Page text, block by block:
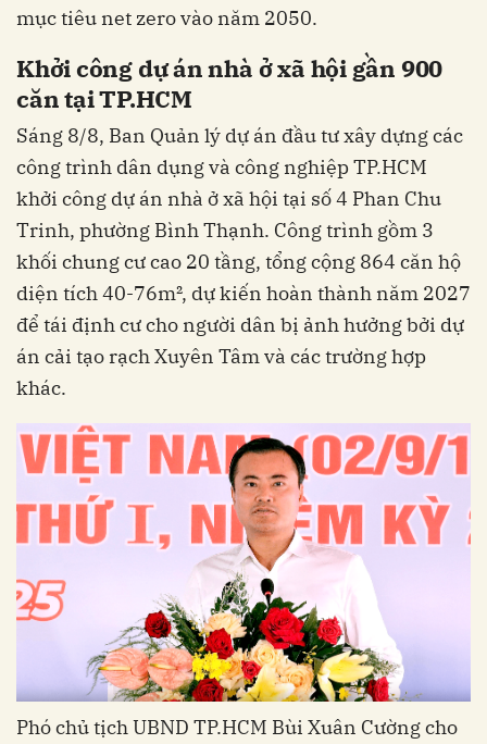
mục tiêu net zero vào năm 2050.
Khởi công dự án nhà ở xã hội gần 900
căn tại TP.HCM
Sáng 8/8, Ban Quản lý dự án đầu tư xây dựng các
công trình dân dụng và công nghiệp TP.HCM
khởi công dự án nhà ở xã hội tại số 4 Phan Chu
Trinh, phường Bình Thạnh. Công trình gồm 3
khối chung cư cao 20 tầng, tổng cộng 864 căn hộ
diện tích 40-76m², dự kiến hoàn thành năm 2027
để tái định cư cho người dân bị ảnh hưởng bởi dự
án cải tạo rạch Xuyên Tâm và các trường hợp
khác.
Phó chủ tịch UBND TP.HCM Bùi Xuân Cường cho